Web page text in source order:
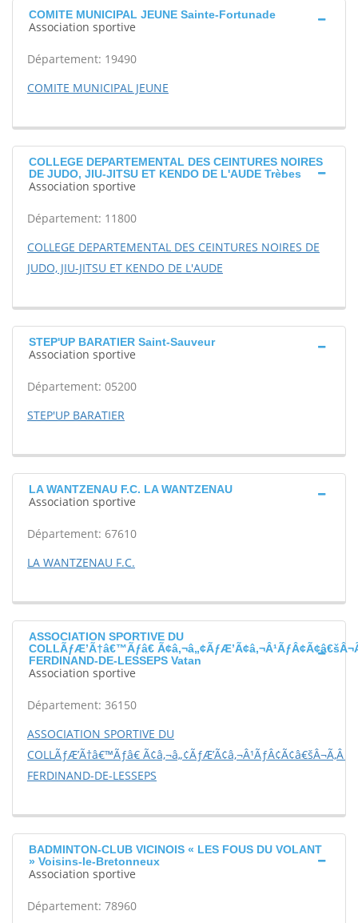
COMITE MUNICIPAL JEUNE Sainte-Fortunade
Association sportive
Département: 19490
COMITE MUNICIPAL JEUNE
COLLEGE DEPARTEMENTAL DES CEINTURES NOIRES
DE JUDO, JIU-JITSU ET KENDO DE L'AUDE Trèbes
Association sportive
Département: 11800
COLLEGE DEPARTEMENTAL DES CEINTURES NOIRES DE
JUDO, JIU-JITSU ET KENDO DE L'AUDE
STEP'UP BARATIER Saint-Sauveur
Association sportive
Département: 05200
STEP'UP BARATIER
LA WANTZENAU F.C. LA WANTZENAU
Association sportive
Département: 67610
LA WANTZENAU F.C.
ASSOCIATION SPORTIVE DU
COLLÃƒÆ’Ã†â€™Ãƒâ€
FERDINAND-DE-LESSEPS Vatan
Association sportive
Département: 36150
ASSOCIATION SPORTIVE DU
COLLÃƒÆ’Ã†â€™Ãƒâ€ Ã¢â‚¬â„¢ÃƒÆ’Ã¢â‚¬Â¹ÃƒÂ¢Ã¢â€šÂ¬Ã‚Â
FERDINAND-DE-LESSEPS
BADMINTON-CLUB VICINOIS « LES FOUS DU VOLANT
» Voisins-le-Bretonneux
Association sportive
Département: 78960